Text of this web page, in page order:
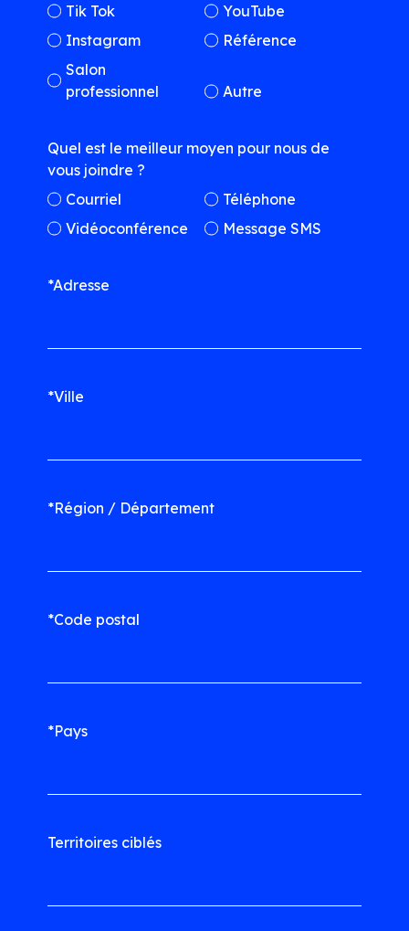
Tik Tok
YouTube
Instagram
Référence
Salon
professionnel
Autre
Quel est le meilleur moyen pour nous de
vous joindre ?
Courriel
Téléphone
Vidéoconférence
Message SMS
*Adresse
*Ville
*Région / Département
*Code postal
*Pays
Territoires ciblés